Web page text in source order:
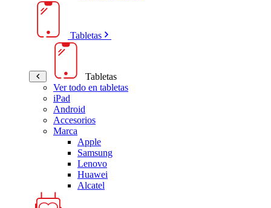
Tabletas
Tabletas
Ver todo en tabletas
iPad
Android
Accesorios
Marca
Apple
Samsung
Lenovo
Huawei
Alcatel